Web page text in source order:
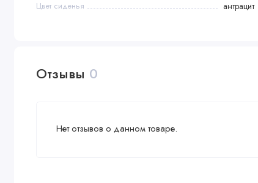
Цвет сиденья антрацит
Отзывы 0
Нет отзывов о данном товаре.